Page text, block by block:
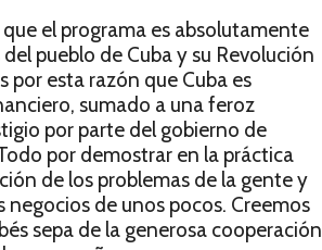
el programa es absolutamente
pueblo de Cuba y su Revolución
por esta razón que Cuba es
sumado a una feroz
por parte del gobierno de
por demostrar en la práctica
de los problemas de la gente y
de unos pocos. Creemos
sepa de la generosa cooperación